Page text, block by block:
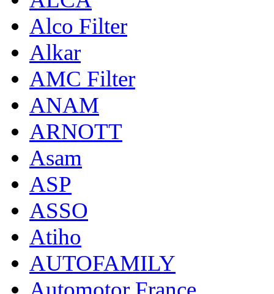
Alco Filter
Alkar
AMC Filter
ANAM
ARNOTT
Asam
ASP
ASSO
Atiho
AUTOFAMILY